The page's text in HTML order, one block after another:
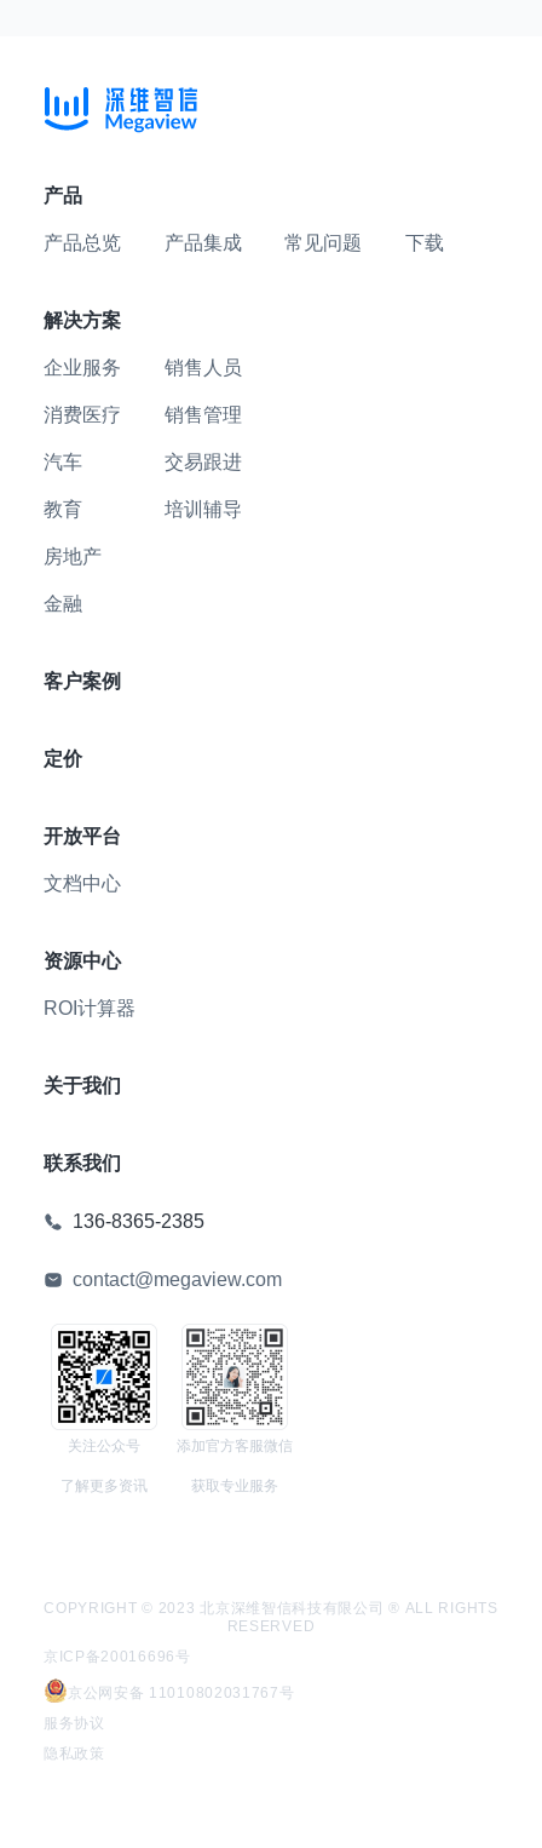
产品
产品总览 产品集成 常见问题 下载
解决方案
企业服务
消费医疗
汽车
教育
房地产
金融
销售人员
销售管理
交易跟进
培训辅导
客户案例
定价
开放平台
文档中心
资源中心
ROI计算器
关于我们
联系我们
136-8365-2385
contact@megaview.com
关注公众号
了解更多资讯
添加官方客服微信
获取专业服务
COPYRIGHT © 2023 北京深维智信科技有限公司 ® ALL RIGHTS
RESERVED
京ICP备20016696号
京公网安备 11010802031767号
服务协议
隐私政策